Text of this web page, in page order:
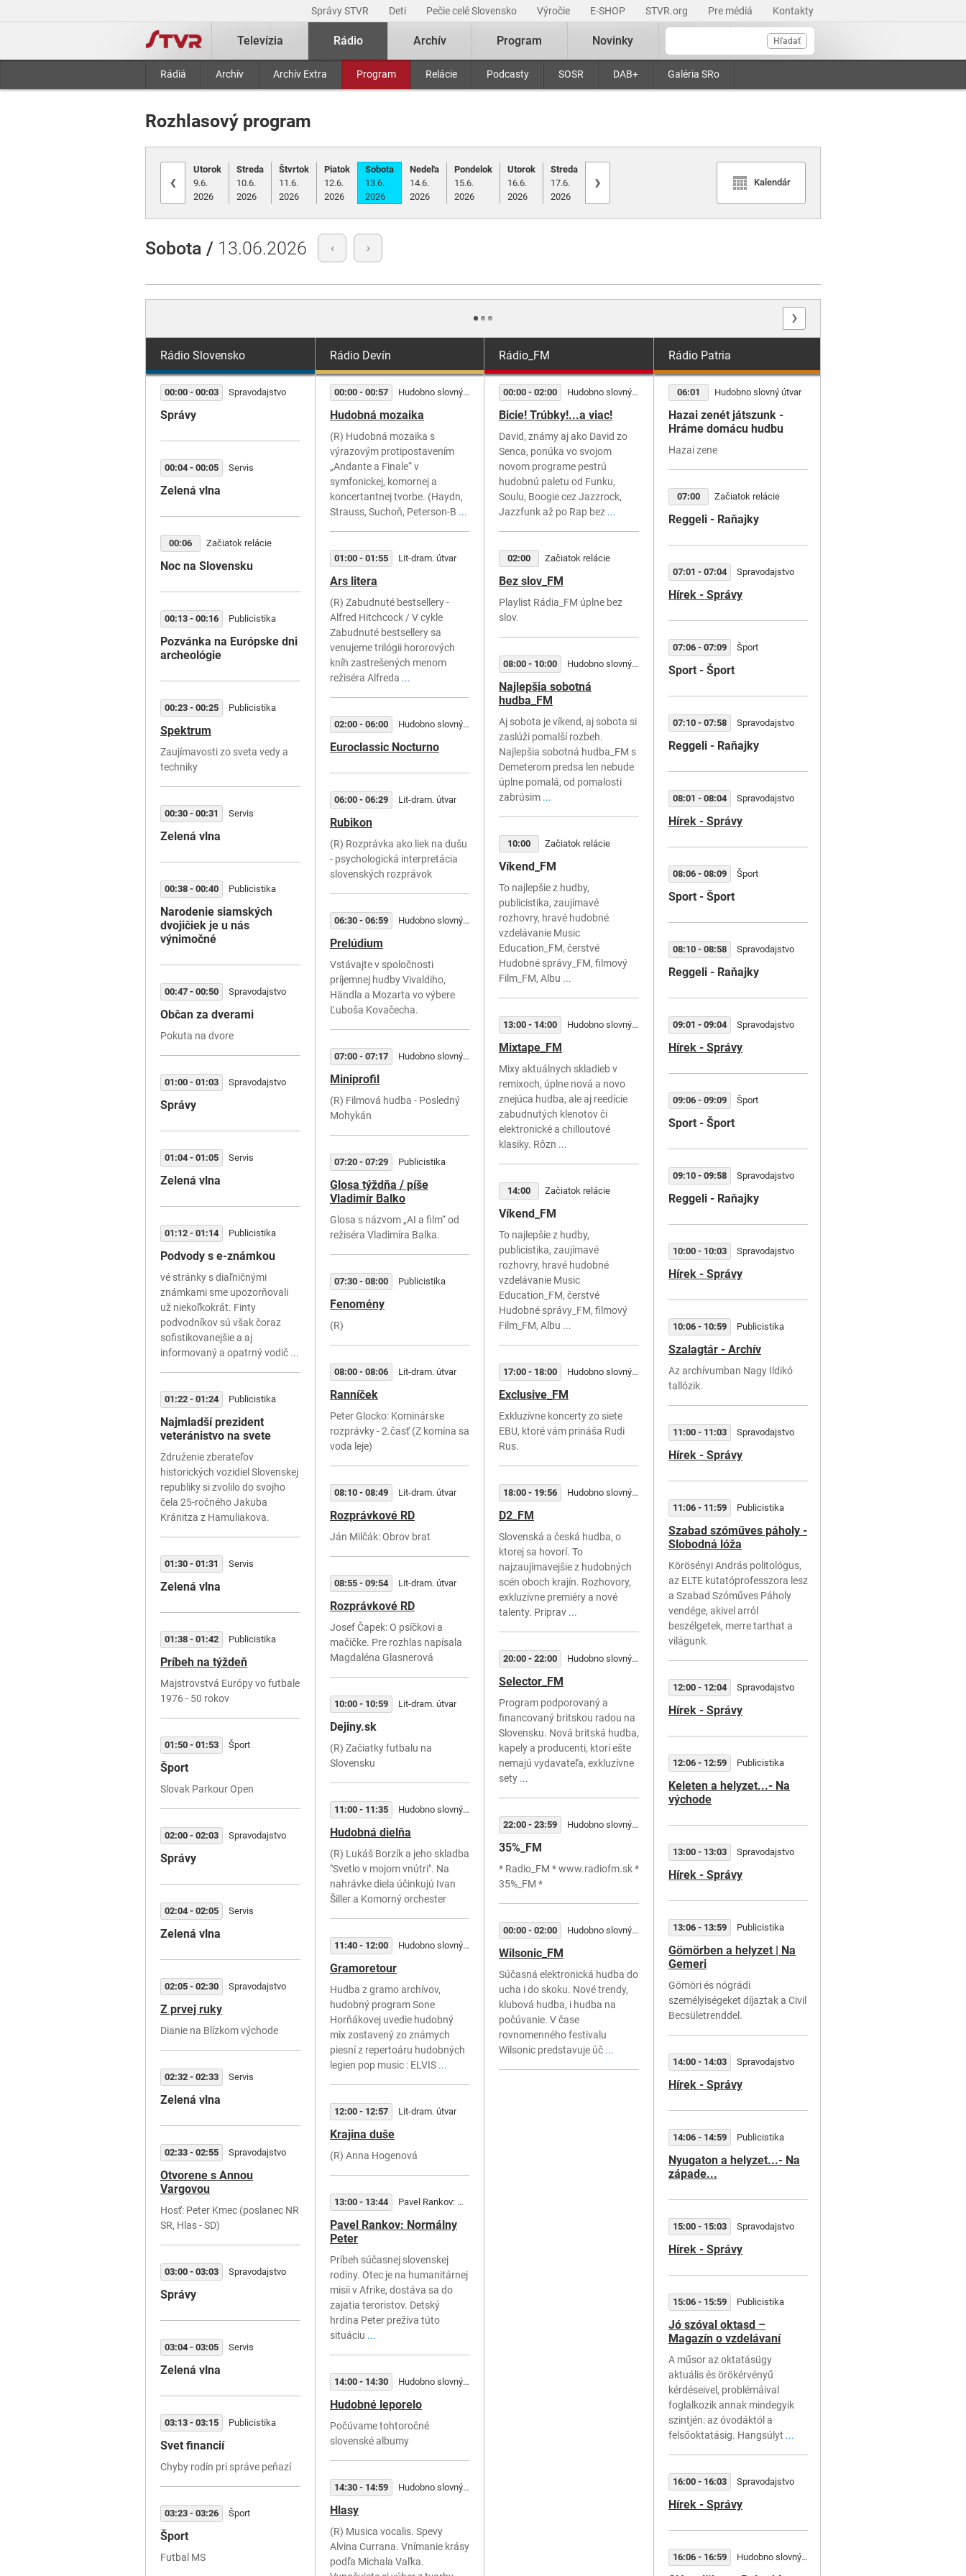
Správy STVR Deti Pečie celé Slovensko Výročie E-SHOP STVR.org Pre médiá Kontakty
Hľadať
Televízia Rádio
Rádiá Archív Archív Extra Program Relácie Podcasty SOSR DAB+ Galéria SRo
Archív Program Novinky
Rozhlasový program
‹
Utorok
9.6.
2026
Streda
10.6.
2026
Štvrtok
11.6.
2026
Piatok
12.6.
2026
Sobota
13.6.
2026
Nedeľa
14.6.
2026
Pondelok
15.6.
2026
Utorok
16.6.
2026
Streda
17.6.
2026
› Kalendár
‹
Sobota / 13.06.2026 ›
›
Rádio Slovensko
00:00 - 00:03 Spravodajstvo
Správy
00:04 - 00:05 Servis
Zelená vlna
00:06 Začiatok relácie
Noc na Slovensku
00:13 - 00:16 Publicistika
Pozvánka na Európske dni
archeológie
00:23 - 00:25 Publicistika
Spektrum
Zaujímavosti zo sveta vedy a
techniky
00:30 - 00:31 Servis
Zelená vlna
00:38 - 00:40 Publicistika
Narodenie siamských
dvojičiek je u nás
výnimočné
00:47 - 00:50 Spravodajstvo
Občan za dverami
Pokuta na dvore
01:00 - 01:03 Spravodajstvo
Správy
01:04 - 01:05 Servis
Zelená vlna
01:12 - 01:14 Publicistika
Podvody s e-známkou
vé stránky s diaľničnými
známkami sme upozorňovali
už niekoľkokrát. Finty
podvodníkov sú však čoraz
sofistikovanejšie a aj
informovaný a opatrný vodič ...
01:22 - 01:24 Publicistika
Najmladší prezident
veteránistvo na svete
Združenie zberateľov
historických vozidiel Slovenskej
republiky si zvolilo do svojho
čela 25-ročného Jakuba
Kránitza z Hamuliakova.
01:30 - 01:31 Servis
Zelená vlna
01:38 - 01:42 Publicistika
Príbeh na týždeň
Majstrovstvá Európy vo futbale
1976 - 50 rokov
01:50 - 01:53 Šport
Šport
Slovak Parkour Open
02:00 - 02:03 Spravodajstvo
Správy
02:04 - 02:05 Servis
Zelená vlna
02:05 - 02:30 Spravodajstvo
Z prvej ruky
Dianie na Blízkom východe
02:32 - 02:33 Servis
Zelená vlna
02:33 - 02:55 Spravodajstvo
Otvorene s Annou
Vargovou
Hosť: Peter Kmec (poslanec NR
SR, Hlas - SD)
03:00 - 03:03 Spravodajstvo
Správy
03:04 - 03:05 Servis
Zelená vlna
03:13 - 03:15 Publicistika
Svet financií
Chyby rodín pri správe peňazí
03:23 - 03:26 Šport
Šport
Futbal MS
Rádio Devín
00:00 - 00:57 Hudobno slovný útvar
Hudobná mozaika
(R) Hudobná mozaika s
výrazovým protipostavením
„Andante a Finale“ v
symfonickej, komornej a
koncertantnej tvorbe. (Haydn,
Strauss, Suchoň, Peterson-B ...
01:00 - 01:55 Lit-dram. útvar
Ars litera
(R) Zabudnuté bestsellery -
Alfred Hitchcock / V cykle
Zabudnuté bestsellery sa
venujeme trilógii hororových
kníh zastrešených menom
režiséra Alfreda ...
02:00 - 06:00 Hudobno slovný útvar
Euroclassic Nocturno
06:00 - 06:29 Lit-dram. útvar
Rubikon
(R) Rozprávka ako liek na dušu
- psychologická interpretácia
slovenských rozprávok
06:30 - 06:59 Hudobno slovný útvar
Prelúdium
Vstávajte v spoločnosti
príjemnej hudby Vivaldiho,
Händla a Mozarta vo výbere
Ľuboša Kovačecha.
07:00 - 07:17 Hudobno slovný útvar
Miniprofil
(R) Filmová hudba - Posledný
Mohykán
07:20 - 07:29 Publicistika
Glosa týždňa / píše
Vladimír Balko
Glosa s názvom „AI a film“ od
režiséra Vladimíra Balka.
07:30 - 08:00 Publicistika
Fenomény
(R)
08:00 - 08:06 Lit-dram. útvar
Ranníček
Peter Glocko: Kominárske
rozprávky - 2.časť (Z komína sa
voda leje)
08:10 - 08:49 Lit-dram. útvar
Rozprávkové RD
Ján Milčák: Obrov brat
08:55 - 09:54 Lit-dram. útvar
Rozprávkové RD
Josef Čapek: O psíčkovi a
mačičke. Pre rozhlas napísala
Magdaléna Glasnerová
10:00 - 10:59 Lit-dram. útvar
Dejiny.sk
(R) Začiatky futbalu na
Slovensku
11:00 - 11:35 Hudobno slovný útvar
Hudobná dielňa
(R) Lukáš Borzík a jeho skladba
"Svetlo v mojom vnútri". Na
nahrávke diela účinkujú Ivan
Šiller a Komorný orchester
11:40 - 12:00 Hudobno slovný útvar
Gramoretour
Hudba z gramo archívov,
hudobný program Sone
Horňákovej uvedie hudobný
mix zostavený zo známych
piesní z repertoáru hudobných
legien pop music : ELVIS ...
12:00 - 12:57 Lit-dram. útvar
Krajina duše
(R) Anna Hogenová
13:00 - 13:44 Pavel Rankov: Normálny Peter
Pavel Rankov: Normálny
Peter
Príbeh súčasnej slovenskej
rodiny. Otec je na humanitárnej
misii v Afrike, dostáva sa do
zajatia teroristov. Detský
hrdina Peter prežíva túto
situáciu ...
14:00 - 14:30 Hudobno slovný útvar
Hudobné leporelo
Počúvame tohtoročné
slovenské albumy
14:30 - 14:59 Hudobno slovný útvar
Hlasy
(R) Musica vocalis. Spevy
Alvina Currana. Vnímanie krásy
podľa Michala Vaľka.
Rádio_FM
00:00 - 02:00 Hudobno slovný útvar
Bicie! Trúbky!...a viac!
David, známy aj ako David zo
Senca, ponúka vo svojom
novom programe pestrú
hudobnú paletu od Funku,
Soulu, Boogie cez Jazzrock,
Jazzfunk až po Rap bez ...
02:00 Začiatok relácie
Bez slov_FM
Playlist Rádia_FM úplne bez
slov.
08:00 - 10:00 Hudobno slovný útvar
Najlepšia sobotná
hudba_FM
Aj sobota je víkend, aj sobota si
zaslúži pomalší rozbeh.
Najlepšia sobotná hudba_FM s
Demeterom predsa len nebude
úplne pomalá, od pomalosti
zabrúsim ...
10:00 Začiatok relácie
Víkend_FM
To najlepšie z hudby,
publicistika, zaujímavé
rozhovry, hravé hudobné
vzdelávanie Music
Education_FM, čerstvé
Hudobné správy_FM, filmový
Film_FM, Albu ...
13:00 - 14:00 Hudobno slovný útvar
Mixtape_FM
Mixy aktuálnych skladieb v
remixoch, úplne nová a novo
znejúca hudba, ale aj reedície
zabudnutých klenotov či
elektronické a chilloutové
klasiky. Rôzn ...
14:00 Začiatok relácie
Víkend_FM
To najlepšie z hudby,
publicistika, zaujímavé
rozhovry, hravé hudobné
vzdelávanie Music
Education_FM, čerstvé
Hudobné správy_FM, filmový
Film_FM, Albu ...
17:00 - 18:00 Hudobno slovný útvar
Exclusive_FM
Exkluzívne koncerty zo siete
EBU, ktoré vám prináša Rudi
Rus.
18:00 - 19:56 Hudobno slovný útvar
D2_FM
Slovenská a česká hudba, o
ktorej sa hovorí. To
najzaujímavejšie z hudobných
scén oboch krajín. Rozhovory,
exkluzívne premiéry a nové
talenty. Priprav ...
20:00 - 22:00 Hudobno slovný útvar
Selector_FM
Program podporovaný a
financovaný britskou radou na
Slovensku. Nová britská hudba,
kapely a producenti, ktorí ešte
nemajú vydavateľa, exkluzívne
sety ...
22:00 - 23:59 Hudobno slovný útvar
35%_FM
* Radio_FM * www.radiofm.sk *
35%_FM *
00:00 - 02:00 Hudobno slovný útvar
Wilsonic_FM
Súčasná elektronická hudba do
ucha i do skoku. Nové trendy,
klubová hudba, i hudba na
počúvanie. V čase
rovnomenného festivalu
Wilsonic predstavuje úč ...
Rádio Patria
06:01 Hudobno slovný útvar
Hazai zenét játszunk -
Hráme domácu hudbu
Hazai zene
07:00 Začiatok relácie
Reggeli - Raňajky
07:01 - 07:04 Spravodajstvo
Hírek - Správy
07:06 - 07:09 Šport
Sport - Šport
07:10 - 07:58 Spravodajstvo
Reggeli - Raňajky
08:01 - 08:04 Spravodajstvo
Hírek - Správy
08:06 - 08:09 Šport
Sport - Šport
08:10 - 08:58 Spravodajstvo
Reggeli - Raňajky
09:01 - 09:04 Spravodajstvo
Hírek - Správy
09:06 - 09:09 Šport
Sport - Šport
09:10 - 09:58 Spravodajstvo
Reggeli - Raňajky
10:00 - 10:03 Spravodajstvo
Hírek - Správy
10:06 - 10:59 Publicistika
Szalagtár - Archív
Az archívumban Nagy Ildikó
tallózik.
11:00 - 11:03 Spravodajstvo
Hírek - Správy
11:06 - 11:59 Publicistika
Szabad szóműves páholy -
Slobodná lóža
Körösényi András politológus,
az ELTE kutatóprofesszora lesz
a Szabad Szóműves Páholy
vendége, akivel arról
beszélgetek, merre tarthat a
világunk.
12:00 - 12:04 Spravodajstvo
Hírek - Správy
12:06 - 12:59 Publicistika
Keleten a helyzet...- Na
východe
13:00 - 13:03 Spravodajstvo
Hírek - Správy
13:06 - 13:59 Publicistika
Gömörben a helyzet | Na
Gemeri
Gömöri és nógrádi
személyiségeket díjaztak a Civil
Becsületrenddel.
14:00 - 14:03 Spravodajstvo
Hírek - Správy
14:06 - 14:59 Publicistika
Nyugaton a helyzet...- Na
západe...
15:00 - 15:03 Spravodajstvo
Hírek - Správy
15:06 - 15:59 Publicistika
Jó szóval oktasd –
Magazín o vzdelávaní
A műsor az oktatásügy
aktuális és örökérvényű
kérdéseivel, problémáival
foglalkozik annak mindegyik
szintjén: az óvodáktól a
felsőoktatásig. Hangsúlyt ...
16:00 - 16:03 Spravodajstvo
Hírek - Správy
16:06 - 16:59 Hudobno slovný útvar